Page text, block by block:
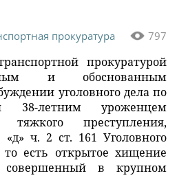
797
прокуратура
прокуратурой
и обоснованным
уголовного дела по
38-летним уроженцем
тяжкого преступления,
«д» ч. 2 ст. 161 Уголовного
есть открытое хищение
совершенный в крупном